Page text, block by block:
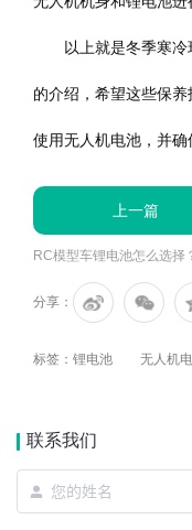
以上就是冬季寒冷
的介绍，希望这些保
使用无人机电池，并确
上一篇
RC模型车锂电池怎么选择
分享：
标签： 锂电池 无人机
联系我们